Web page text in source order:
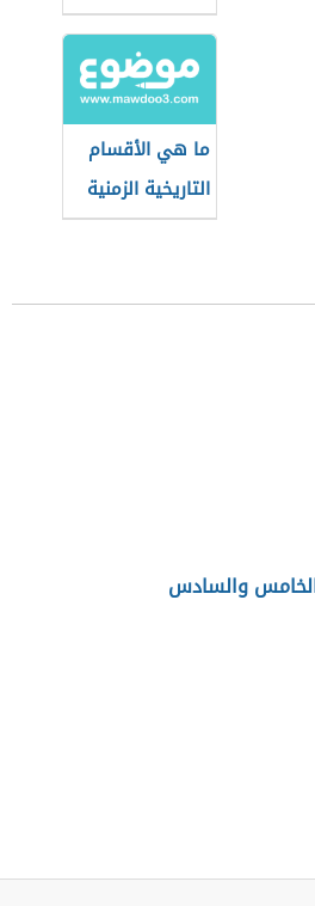
ما هي الأقسام
التاريخية الزمنية
للعصر الحديث؟
والسادس